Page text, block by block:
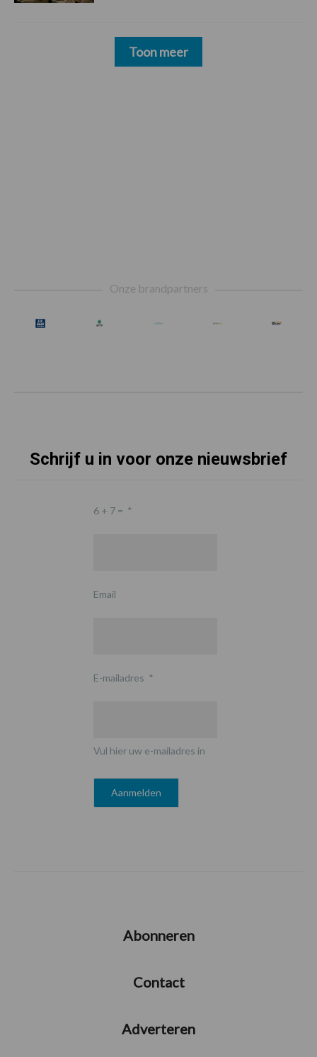
Toon meer
Onze brandpartners
Schrijf u in voor onze nieuwsbrief
6 + 7 = *
Email
E-mailadres *
Vul hier uw e-mailadres in
Abonneren
Contact
Adverteren